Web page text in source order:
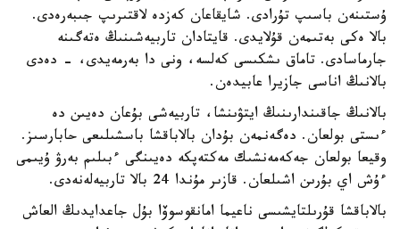
ۇستىنەن باسىپ تۇرادى. شايقاعان كەزدە لاقتىرىپ جىبەرەدى.
بالا ەكى بەتىمەن قۇلايدى. قايتادان تاربيەشىنىڭ ەتەگىنە
جارماسادى. تاماق ىشكىسى كەلسە، ونى دا بەرمەيدى، - دەدى
بالانىڭ اناسى جازيرا عابيدەن.
بالانىڭ جاقىندارىنىڭ ايتۋىنشا، تاربيەشى بۇعان دەيىن دە
ءىستى بولعان. دەگەنمەن بۇدان بالاباقشا باسشىلىعى حابارسىز.
وقيعا بولعان جەكەمەنشىك مەكتەپكە دەيىنگى ءبىلىم بەرۋ ۇيىمى
ءۇش اي بۇرىن اشىلعان. قازىر مۇندا 24 بالا تاربيەلەنەدى.
بالاباقشا قۇرىلتايشىسى ناعيما امانقوسوۆا بۇل جاعدايدىڭ العاش